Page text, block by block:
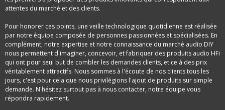
attentes du marché et des clients.
Pour honorer ces points, une veille technologique quotidienne est réalisée
par notre équipe composée de personnes passionnées et spécialisées. En
complément, notre expertise et notre connaissance du marché audio DIY
nous permettent d'imaginer, concevoir, et fabriquer des produits audio HFi
qui ont pour seul but de combler les demandes clients, et ce à des prix
véritablement attractifs. Nous sommes à l'écoute de nos clients tous les
jours, c'est pour cela que nous privilégions l'ajout de produits sur simple
demande. N'hésitez surtout pas à nous contacter, notre équipe vous
répondra rapidement.